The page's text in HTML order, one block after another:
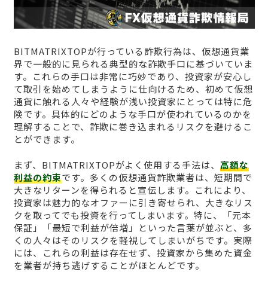
BITMATRIXTOPが行っている詐欺行為は、仮想通貨業
界で一般的に見られる典型的な詐欺手口に基づいていま
す。これらの手口は非常に巧妙であり、投資家が安心し
て取引を始めてしまうように仕向けるため、初めて仮想
通貨に触れる人々や経験が浅い投資家にとっては特に危
険です。具体的にどのような手口が使われているのかを
理解することで、詐欺に巻き込まれるリスクを避けるこ
とができます。
まず、BITMATRIXTOPがよく使用する手法は、 高額な
利益の約束です。多くの仮想通貨詐欺業者は、短期間で
大きなリターンを得られると宣伝します。これにより、
投資家は魅力的なオファーに引き寄せられ、大きなリス
クを取ってでも投資を行ってしまいます。特に、「元本
保証」「最短で利益が倍増」といった言葉が並ぶと、多
くの人々はそのリスクを軽視してしまいがちです。実際
には、これらの利益は存在せず、投資家から集めた資金
を業者が持ち逃げすることがほとんどです。